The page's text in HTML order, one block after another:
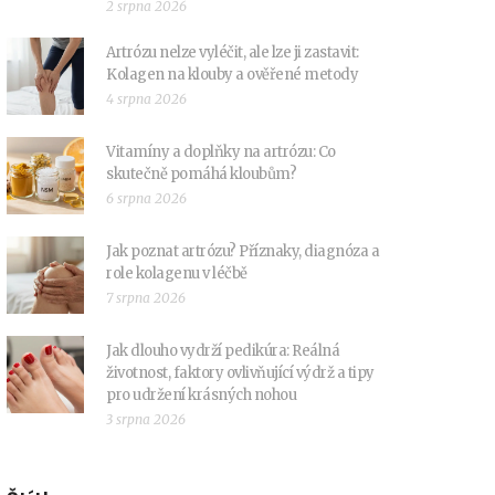
2 srpna 2026
Artrózu nelze vyléčit, ale lze ji zastavit:
Kolagen na klouby a ověřené metody
4 srpna 2026
Vitamíny a doplňky na artrózu: Co
skutečně pomáhá kloubům?
6 srpna 2026
Jak poznat artrózu? Příznaky, diagnóza a
role kolagenu v léčbě
7 srpna 2026
Jak dlouho vydrží pedikúra: Reálná
životnost, faktory ovlivňující výdrž a tipy
pro udržení krásných nohou
3 srpna 2026